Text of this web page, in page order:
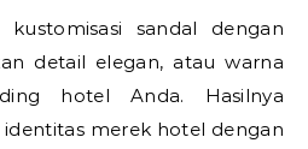
kustomisasi sandal dengan
detail elegan, atau warna
hotel Anda. Hasilnya
merek hotel dengan